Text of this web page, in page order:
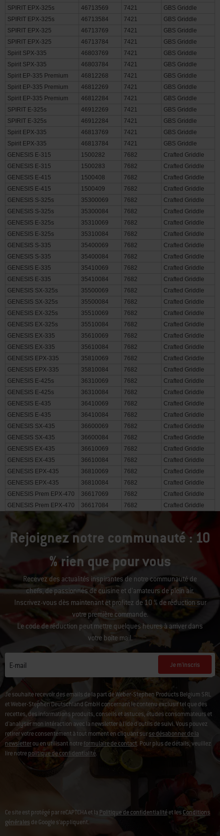
SPIRIT E-325
46712284 7421
GBS Griddle
SPIRIT EPX-325s
46713569 7421
GBS Griddle
SPIRIT EPX-325s
46713584 7421
GBS Griddle
SPIRIT EPX-325
46713769 7421
GBS Griddle
SPIRIT EPX-325
46713784 7421
GBS Griddle
Spirit SPX-335
46803769 7421
GBS Griddle
Spirit SPX-335
46803784 7421
GBS Griddle
Spirit EP-335 Premium
46812268 7421
GBS Griddle
Spirit EP-335 Premium
46812269 7421
GBS Griddle
Spirit EP-335 Premium
46812284 7421
GBS Griddle
SPIRIT E-325s
46912269 7421
GBS Griddle
SPIRIT E-325s
46912284 7421
GBS Griddle
Spirit EPX-335
46813769 7421
GBS Griddle
Spirit EPX-335
46813784 7421
GBS Griddle
GENESIS E-315
1500282 7682
Crafted Griddle
GENESIS E-315
1500283 7682
Crafted Griddle
GENESIS E-415
1500408 7682
Crafted Griddle
GENESIS E-415
1500409 7682
Crafted Griddle
GENESIS S-325s
35300069 7682
Crafted Griddle
GENESIS S-325s
35300084 7682
Crafted Griddle
GENESIS E-325s
35310069 7682
Crafted Griddle
GENESIS E-325s
35310084 7682
Crafted Griddle
GENESIS S-335
35400069 7682
Crafted Griddle
GENESIS S-335
35400084 7682
Crafted Griddle
GENESIS E-335
35410069 7682
Crafted Griddle
GENESIS E-335
35410084 7682
Crafted Griddle
GENESIS SX-325s
35500069 7682
Crafted Griddle
GENESIS SX-325s
35500084 7682
Crafted Griddle
GENESIS EX-325s
35510069 7682
Crafted Griddle
GENESIS EX-325s
35510084 7682
Crafted Griddle
GENESIS EX-335
35610069 7682
Crafted Griddle
GENESIS EX-335
35610084 7682
Crafted Griddle
GENESIS EPX-335
35810069 7682
Crafted Griddle
GENESIS EPX-335
35810084 7682
Crafted Griddle
GENESIS E-425s
36310069 7682
Crafted Griddle
GENESIS E-425s
36310084 7682
Crafted Griddle
GENESIS E-435
36410069 7682
Crafted Griddle
GENESIS E-435
36410084 7682
Crafted Griddle
GENESIS SX-435
36600069 7682
Crafted Griddle
GENESIS SX-435
36600084 7682
Crafted Griddle
GENESIS EX-435
36610069 7682
Crafted Griddle
GENESIS EX-435
36610084 7682
Crafted Griddle
GENESIS EPX-435
36810069 7682
Crafted Griddle
GENESIS EPX-435
36810084 7682
Crafted Griddle
GENESIS Prem EPX-470
36617069 7682
Crafted Griddle
GENESIS Prem EPX-470
Crafted Griddle
Rejoignez notre communauté : 10
% rien que pour vous
Recevez des actualités inspirantes de notre communauté de
chefs, de passionnés de cuisine et d’amateurs de plein air.
Inscrivez-vous dès maintenant et profitez de 10 % de réduction sur
votre première commande.
Le code de réduction peut mettre quelques heures à arriver dans
votre boîte mail.
E-mail Je m'inscris
Je souhaite recevoir des emails de la part de Weber-Stephen Products Belgium SRL
et Weber-Stephen Deutschland GmbH concernant le contenu exclusif tel que des
recettes, des informations produits, conseils et astuces, études consommateurs et
d'analyser mon intéraction avec la newsletter à l'ide d'outils de suivi. Vous pouvez
retirer votre consentement à tout moment en cliquant surse désabonner de la
newsletterou en utilisant notreformulaire de contact
. Pour plus de détails, veuillez
lire notre
politique de confidentialité
Ce site est protégé par reCAPTCHA et la